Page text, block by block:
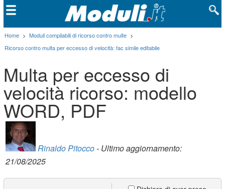
Home > Moduli compilabili di ricorso contro multe >
Ricorso contro multa per eccesso di velocità: fac simile editabile
Multa per eccesso di
velocità ricorso: modello
WORD, PDF
Rinaldo Pitocco- Ultimo aggiornamento:
21/08/2025